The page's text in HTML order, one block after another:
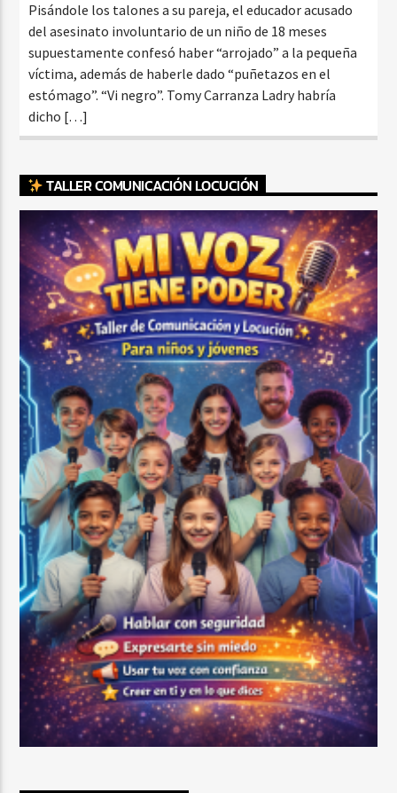
Pisándole los talones a su pareja, el educador acusado
del asesinato involuntario de un niño de 18 meses
supuestamente confesó haber “arrojado” a la pequeña
víctima, además de haberle dado “puñetazos en el
estómago”. “Vi negro”. Tomy Carranza Ladry habría
dicho […]
TALLER COMUNICACIÓN LOCUCIÓN